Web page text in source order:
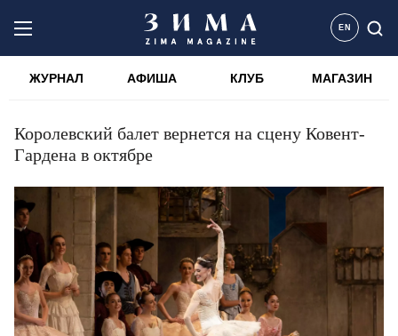
EN
ЖУРНАЛ АФИША КЛУБ МАГАЗИН
Королевский балет вернется на сцену Ковент-
Гардена в октябре